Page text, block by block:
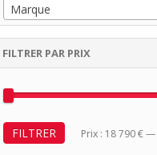
Marque
FILTRER PAR PRIX
FILTRER Prix : 18 790 €—